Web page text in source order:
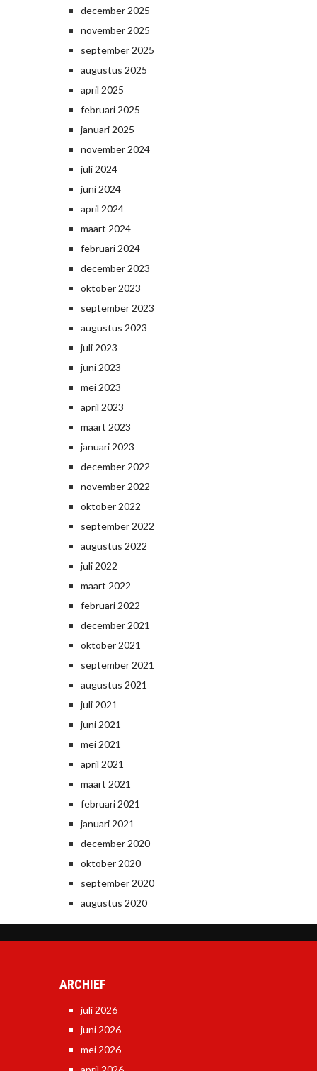
december 2025
november 2025
september 2025
augustus 2025
april 2025
februari 2025
januari 2025
november 2024
juli 2024
juni 2024
april 2024
maart 2024
februari 2024
december 2023
oktober 2023
september 2023
augustus 2023
juli 2023
juni 2023
mei 2023
april 2023
maart 2023
januari 2023
december 2022
november 2022
oktober 2022
september 2022
augustus 2022
juli 2022
maart 2022
februari 2022
december 2021
oktober 2021
september 2021
augustus 2021
juli 2021
juni 2021
mei 2021
april 2021
maart 2021
februari 2021
januari 2021
december 2020
oktober 2020
september 2020
augustus 2020
ARCHIEF
juli 2026
juni 2026
mei 2026